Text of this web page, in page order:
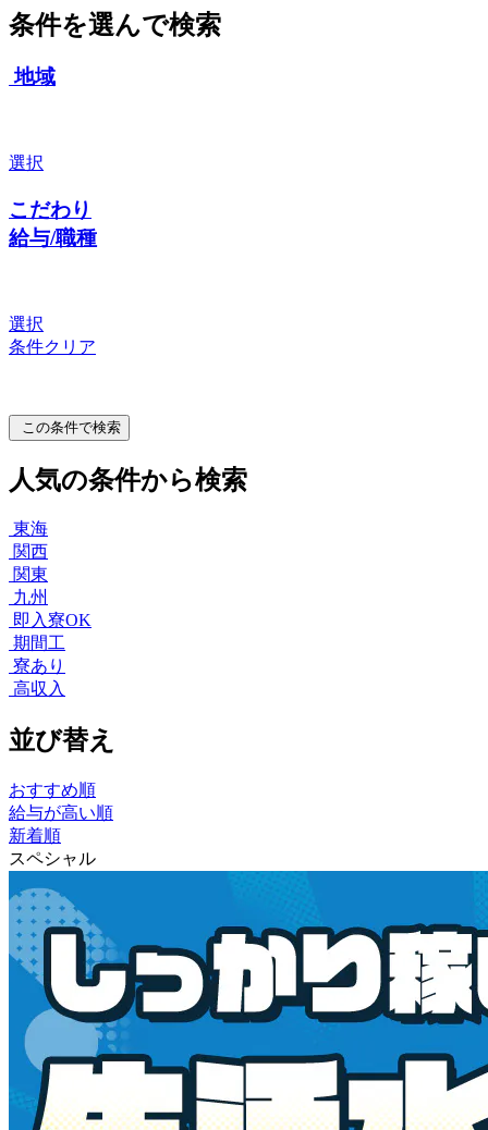
条件を選んで検索
地域
選択
こだわり
給与/職種
選択
条件クリア
この条件で検索
人気の条件から検索
東海
関西
関東
九州
即入寮OK
期間工
寮あり
高収入
並び替え
おすすめ順
給与が高い順
新着順
スペシャル